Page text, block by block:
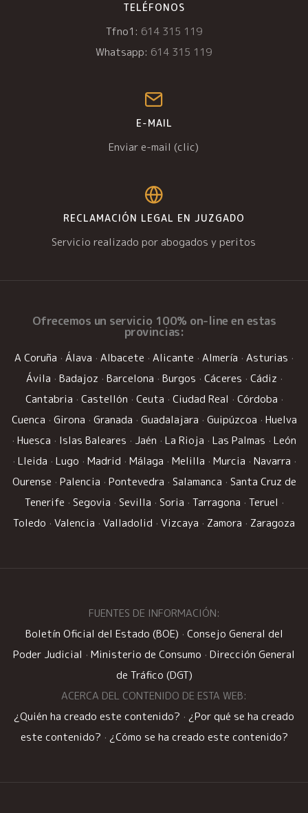
TELÉFONOS
Tfno1: 614 315 119
Whatsapp: 614 315 119
E-MAIL
Enviar e-mail (clic)
RECLAMACIÓN LEGAL EN JUZGADO
Servicio realizado por abogados y peritos
Ofrecemos un servicio 100% on-line en estas
provincias:
A Coruña · Álava · Albacete · Alicante · Almería · Asturias ·
Ávila · Badajoz · Barcelona · Burgos · Cáceres · Cádiz ·
Cantabria · Castellón · Ceuta · Ciudad Real · Córdoba ·
Cuenca · Girona · Granada · Guadalajara · Guipúzcoa · Huelva
· Huesca · Islas Baleares · Jaén · La Rioja · Las Palmas · León
· Lleida · Lugo · Madrid · Málaga · Melilla · Murcia · Navarra ·
Ourense · Palencia · Pontevedra · Salamanca · Santa Cruz de
Tenerife · Segovia · Sevilla · Soria · Tarragona · Teruel ·
Toledo · Valencia · Valladolid · Vizcaya · Zamora · Zaragoza
FUENTES DE INFORMACIÓN:
Boletín Oficial del Estado (BOE) · Consejo General del
Poder Judicial · Ministerio de Consumo · Dirección General
de Tráfico (DGT)
ACERCA DEL CONTENIDO DE ESTA WEB:
¿Quién ha creado este contenido? · ¿Por qué se ha creado
este contenido? · ¿Cómo se ha creado este contenido?